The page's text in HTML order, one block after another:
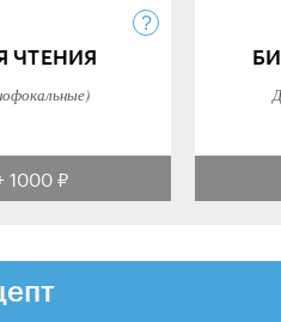
ЧТЕНИЯ
1000 ₽